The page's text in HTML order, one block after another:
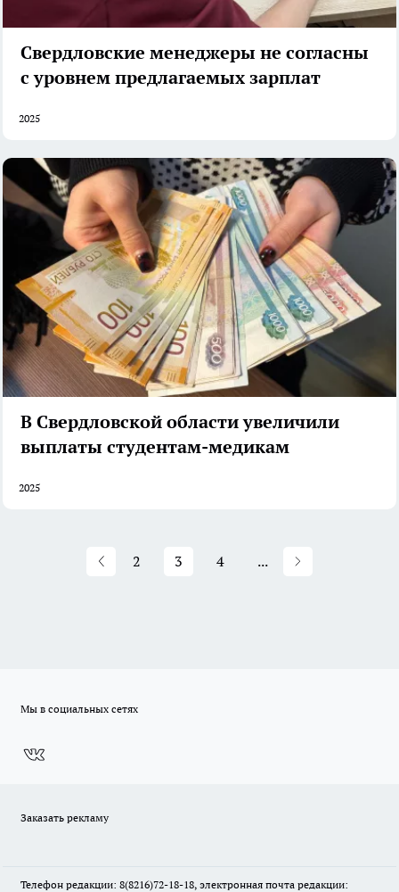
Свердловские менеджеры не согласны
с уровнем предлагаемых зарплат
2025
В Свердловской области увеличили
выплаты студентам-медикам
2025
2 3 4 ...
Мы в социальных сетях
Заказать рекламу
Телефон редакции: 8(8216)72-18-18, электронная почта редакции: